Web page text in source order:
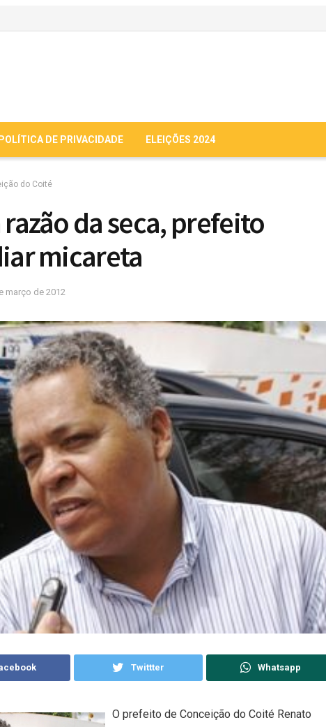
POLÍTICA DE PRIVACIDADE ELEIÇÕES 2024
do Coité
da seca, prefeito
micareta
março de 2012
Twittter Whatsapp
O prefeito de Conceição do Coité Renato